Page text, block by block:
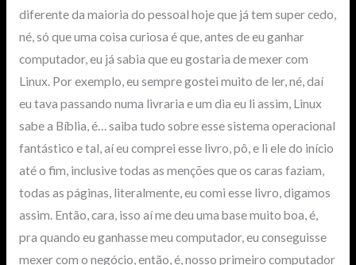
diferente da maioria do pessoal hoje que já tem super cedo,
né, só que uma coisa curiosa é que, antes de eu ganhar
computador, eu já sabia que eu gostaria de mexer com
Linux. Por exemplo, eu sempre gostei muito de ler, né, daí
eu tava passando numa livraria e um dia eu li assim, Linux
sabe a Bíblia, é… saiba tudo sobre esse sistema operacional
fantástico e tal, aí eu comprei esse livro, pô, e li ele do início
até o fim, inclusive todas as menções que os caras faziam,
todas as páginas, literalmente, eu comi esse livro, digamos
assim. Então, cara, isso aí me deu uma base muito boa, é,
pra quando eu ganhasse meu computador, eu conseguisse
mexer com o negócio, então, é, nosso primeiro computador